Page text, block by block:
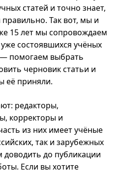
статей и точно знает,
правильно. Так вот, мы и
15 лет мы сопровождаем
состоявшихся учёных
— помогаем выбрать
черновик статьи и
её приняли.
редакторы,
корректоры и
из них имеет учёные
так и зарубежных
доводить до публикации
Если вы хотите